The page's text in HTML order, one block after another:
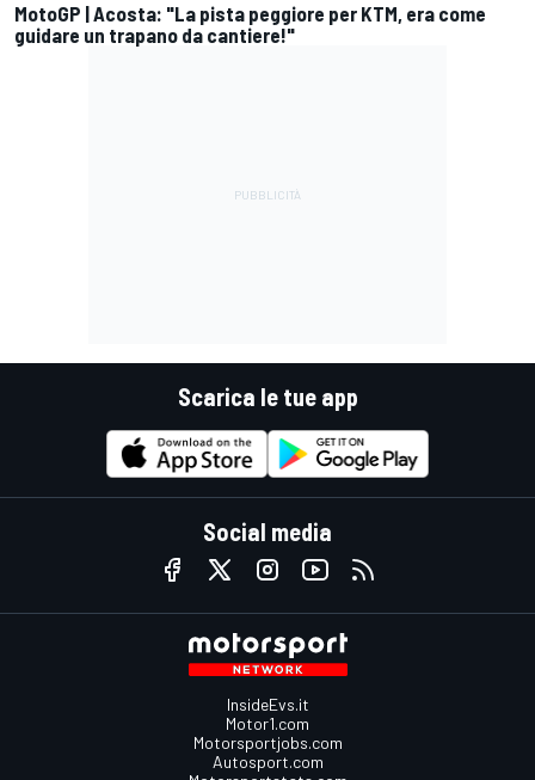
MotoGP | Acosta: "La pista peggiore per KTM, era come
guidare un trapano da cantiere!"
Scarica le tue app
Social media
InsideEvs.it
Motor1.com
Motorsportjobs.com
Autosport.com